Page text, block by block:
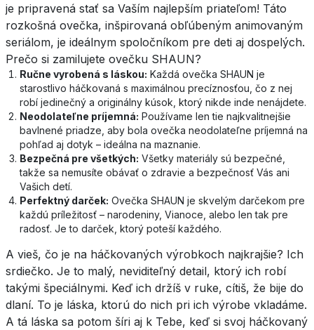
je pripravená stať sa Vaším najlepším priateľom! Táto
rozkošná ovečka, inšpirovaná obľúbeným animovaným
seriálom, je ideálnym spoločníkom pre deti aj dospelých.
Prečo si zamilujete ovečku SHAUN?
Ručne vyrobená s láskou: Každá ovečka SHAUN je
starostlivo háčkovaná s maximálnou precíznosťou, čo z nej
robí jedinečný a originálny kúsok, ktorý nikde inde nenájdete.
Neodolateľne príjemná: Používame len tie najkvalitnejšie
bavlnené priadze, aby bola ovečka neodolateľne príjemná na
pohľad aj dotyk – ideálna na maznanie.
Bezpečná pre všetkých: Všetky materiály sú bezpečné,
takže sa nemusíte obávať o zdravie a bezpečnosť Vás ani
Vašich detí.
Perfektný darček: Ovečka SHAUN je skvelým darčekom pre
každú príležitosť – narodeniny, Vianoce, alebo len tak pre
radosť. Je to darček, ktorý poteší každého.
A vieš, čo je na háčkovaných výrobkoch najkrajšie? Ich
srdiečko. Je to malý, neviditeľný detail, ktorý ich robí
takými špeciálnymi. Keď ich držíš v ruke, cítiš, že bije do
dlaní. To je láska, ktorú do nich pri ich výrobe vkladáme.
A tá láska sa potom šíri aj k Tebe, keď si svoj háčkovaný